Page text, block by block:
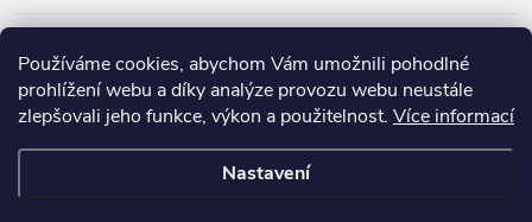
Používáme cookies, abychom Vám umožnili pohodlné
prohlížení webu a díky analýze provozu webu neustále
zlepšovali jeho funkce, výkon a použitelnost. Více informací
Nastavení